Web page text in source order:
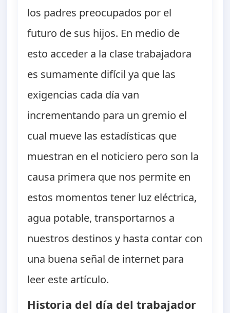
los padres preocupados por el
futuro de sus hijos. En medio de
esto acceder a la clase trabajadora
es sumamente difícil ya que las
exigencias cada día van
incrementando para un gremio el
cual mueve las estadísticas que
muestran en el noticiero pero son la
causa primera que nos permite en
estos momentos tener luz eléctrica,
agua potable, transportarnos a
nuestros destinos y hasta contar con
una buena señal de internet para
leer este artículo.
Historia del día del trabajador